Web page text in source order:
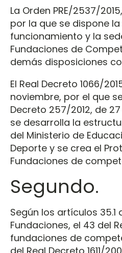
La Orden PRE/2537/
por la que se dispone
funcionamiento y la
Fundaciones de
demás disposiciones
El Real Decreto 1066/
noviembre, por el que
Decreto 257/2012, de
se desarrolla la
del Ministerio de
Deporte y se crea el
Fundaciones de
Segundo.
Según los artículos 35.1
Fundaciones, el 43 del
fundaciones de